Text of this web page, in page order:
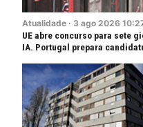
Atualidade · 3 ago 2026
UE abre concurso para sete
IA. Portugal prepara